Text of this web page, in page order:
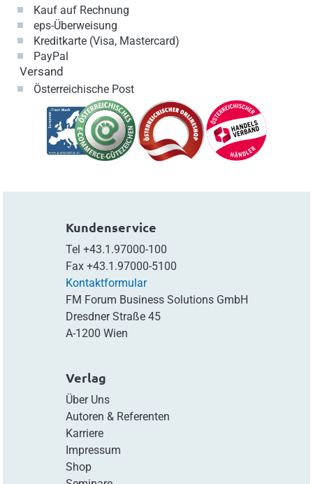
Kauf auf Rechnung
eps-Überweisung
Kreditkarte (Visa, Mastercard)
PayPal
Versand
Österreichische Post
Kundenservice
Tel +43.1.97000-100
Fax +43.1.97000-5100
Kontaktformular
FM Forum Business Solutions GmbH
Dresdner Straße 45
A-1200 Wien
Verlag
Über Uns
Autoren & Referenten
Karriere
Impressum
Shop